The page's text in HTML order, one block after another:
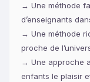
→ Une méthode
d’enseignants
→ Une méthode
proche de
→ Une approche
enfants le plaisir